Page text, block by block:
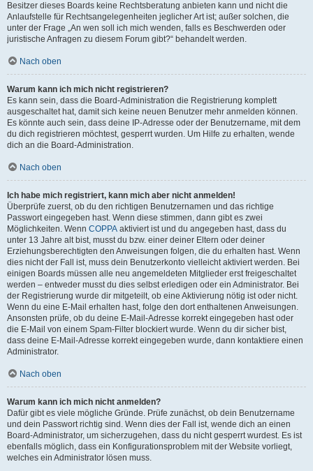
Besitzer dieses Boards keine Rechtsberatung anbieten kann und nicht die
Anlaufstelle für Rechtsangelegenheiten jeglicher Art ist; außer solchen, die
unter der Frage „An wen soll ich mich wenden, falls es Beschwerden oder
juristische Anfragen zu diesem Forum gibt?“ behandelt werden.
Nach oben
Warum kann ich mich nicht registrieren?
Es kann sein, dass die Board-Administration die Registrierung komplett
ausgeschaltet hat, damit sich keine neuen Benutzer mehr anmelden können.
Es könnte auch sein, dass deine IP-Adresse oder der Benutzername, mit dem
du dich registrieren möchtest, gesperrt wurden. Um Hilfe zu erhalten, wende
dich an die Board-Administration.
Nach oben
Ich habe mich registriert, kann mich aber nicht anmelden!
Überprüfe zuerst, ob du den richtigen Benutzernamen und das richtige
Passwort eingegeben hast. Wenn diese stimmen, dann gibt es zwei
Möglichkeiten. Wenn COPPA aktiviert ist und du angegeben hast, dass du
unter 13 Jahre alt bist, musst du bzw. einer deiner Eltern oder deiner
Erziehungsberechtigten den Anweisungen folgen, die du erhalten hast. Wenn
dies nicht der Fall ist, muss dein Benutzerkonto vielleicht aktiviert werden. Bei
einigen Boards müssen alle neu angemeldeten Mitglieder erst freigeschaltet
werden – entweder musst du dies selbst erledigen oder ein Administrator. Bei
der Registrierung wurde dir mitgeteilt, ob eine Aktivierung nötig ist oder nicht.
Wenn du eine E-Mail erhalten hast, folge den dort enthaltenen Anweisungen.
Ansonsten prüfe, ob du deine E-Mail-Adresse korrekt eingegeben hast oder
die E-Mail von einem Spam-Filter blockiert wurde. Wenn du dir sicher bist,
dass deine E-Mail-Adresse korrekt eingegeben wurde, dann kontaktiere einen
Administrator.
Nach oben
Warum kann ich mich nicht anmelden?
Dafür gibt es viele mögliche Gründe. Prüfe zunächst, ob dein Benutzername
und dein Passwort richtig sind. Wenn dies der Fall ist, wende dich an einen
Board-Administrator, um sicherzugehen, dass du nicht gesperrt wurdest. Es ist
ebenfalls möglich, dass ein Konfigurationsproblem mit der Website vorliegt,
welches ein Administrator lösen muss.